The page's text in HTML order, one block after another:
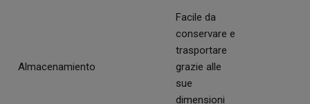
Almacenamiento
Facile da
conservare e
trasportare
grazie alle
sue
dimensioni